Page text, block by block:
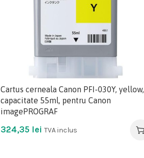
Cartus cerneala Canon PFI-030Y, yellow,
capacitate 55ml, pentru Canon
imagePROGRAF
324,35 lei TVA inclus